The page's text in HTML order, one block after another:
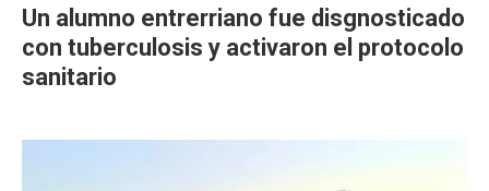
Un alumno entrerriano fue disgnosticado
con tuberculosis y activaron el protocolo
sanitario